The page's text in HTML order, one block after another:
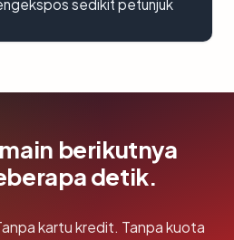
sedikit petunjuk
berikutnya
detik.
kartu kredit. Tanpa kuota